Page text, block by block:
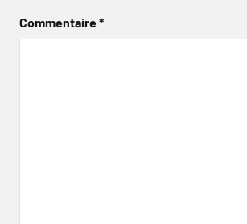
Commentaire*